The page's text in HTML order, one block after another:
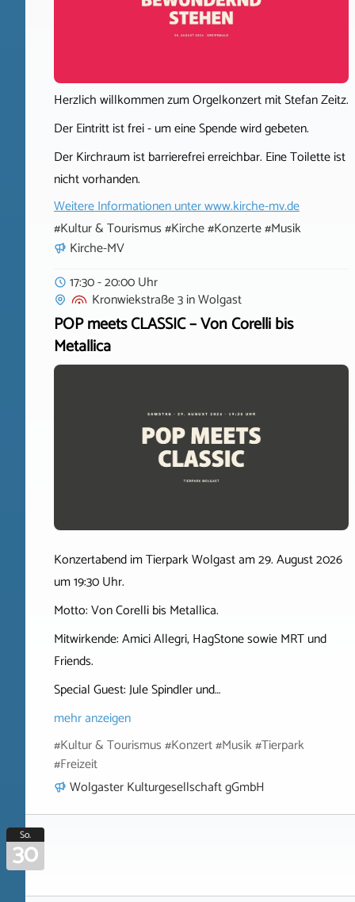
Herzlich willkommen zum Orgelkonzert mit Stefan Zeitz.
Der Eintritt ist frei - um eine Spende wird gebeten.
Der Kirchraum ist barrierefrei erreichbar. Eine Toilette ist
nicht vorhanden.
Weitere Informationen unterwww.kirche-mv.de
#Kultur & Tourismus #Kirche #Konzerte #Musik
Kirche-MV
17:30 - 20:00 Uhr
Kronwiekstraße 3inWolgast
POP meets CLASSIC – Von Corelli bis
Metallica
Konzertabend im Tierpark Wolgast am 29. August 2026
um 19:30 Uhr.
Motto: Von Corelli bis Metallica.
Mitwirkende: Amici Allegri, HagStone sowie MRT und
Friends.
Special Guest: Jule Spindler und…
mehr anzeigen
#Kultur & Tourismus #Konzert #Musik #Tierpark
#Freizeit
Wolgaster Kulturgesellschaft gGmbH
So.
30